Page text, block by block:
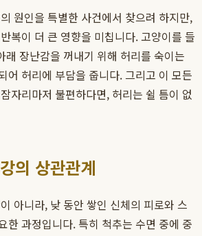
원인을 특별한 사건에서 찾으려 하지만,
복이 더 큰 영향을 미칩니다. 고양이를 들
래 장난감을 꺼내기 위해 허리를 숙이는
어 허리에 부담을 줍니다. 그리고 이 모든
자리마저 불편하다면, 허리는 쉴 틈이 없
의 상관관계
아니라, 낮 동안 쌓인 신체의 피로와 스
한 과정입니다. 특히 척추는 수면 중에 중